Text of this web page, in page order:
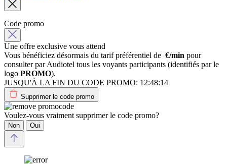
Code promo
Une offre exclusive vous attend
Vous bénéficiez désormais du tarif préférentiel de €/min pour
consulter par Audiotel tous les voyants participants (identifiés par le
logo PROMO).
JUSQU'À LA FIN DU CODE PROMO: 12:48:14
Supprimer le code promo
Voulez-vous vraiment supprimer le code promo?
Non Oui